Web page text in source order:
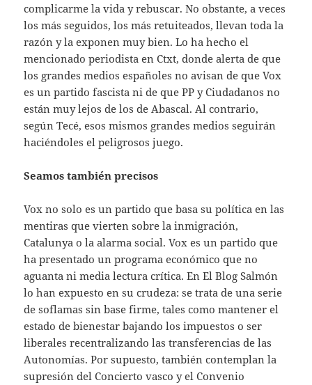
complicarme la vida y rebuscar. No obstante, a veces
los más seguidos, los más retuiteados, llevan toda la
razón y la exponen muy bien. Lo ha hecho el
mencionado periodista en Ctxt, donde alerta de que
los grandes medios españoles no avisan de que Vox
es un partido fascista ni de que PP y Ciudadanos no
están muy lejos de los de Abascal. Al contrario,
según Tecé, esos mismos grandes medios seguirán
haciéndoles el peligrosos juego.
Seamos también precisos
Vox no solo es un partido que basa su política en las
mentiras que vierten sobre la inmigración,
Catalunya o la alarma social. Vox es un partido que
ha presentado un programa económico que no
aguanta ni media lectura crítica. En El Blog Salmón
lo han expuesto en su crudeza: se trata de una serie
de soflamas sin base firme, tales como mantener el
estado de bienestar bajando los impuestos o ser
liberales recentralizando las transferencias de las
Autonomías. Por supuesto, también contemplan la
supresión del Concierto vasco y el Convenio